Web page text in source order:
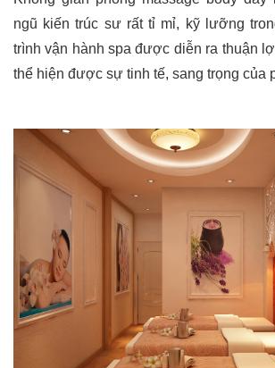
ngũ kiến trúc sư rất tỉ mỉ, kỹ lưỡng
trình vận hành spa được diễn ra thuận
thể hiện được sự tinh tế, sang trọng của